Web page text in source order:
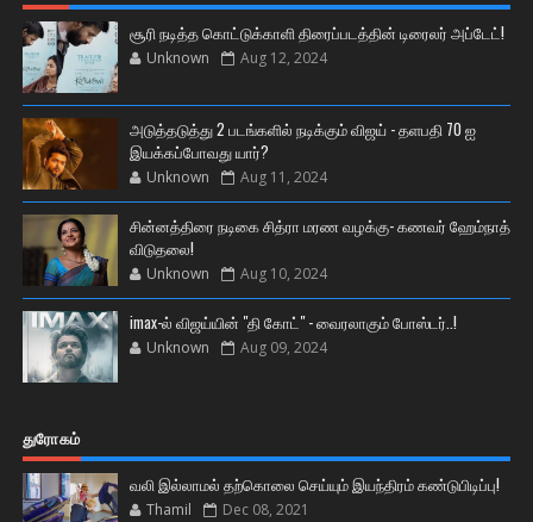
சூரி நடித்த கொட்டுக்காளி திரைப்படத்தின் டிரைலர் அப்டேட்!
Unknown Aug 12, 2024
அடுத்தடுத்து 2 படங்களில் நடிக்கும் விஜய் - தளபதி 70 ஐ
இயக்கப்போவது யார்?
Unknown Aug 11, 2024
சின்னத்திரை நடிகை சித்ரா மரண வழக்கு- கணவர் ஹேம்நாத்
விடுதலை!
Unknown Aug 10, 2024
imax-ல் விஜய்யின் "தி கோட்" - வைரலாகும் போஸ்டர்..!
Unknown Aug 09, 2024
துரோகம்
வலி இல்லாமல் தற்கொலை செய்யும் இயந்திரம் கண்டுபிடிப்பு!
Thamil Dec 08, 2021